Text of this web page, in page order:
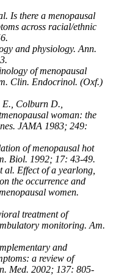
Is there a menopausal
across racial/ethnic
and physiology. Ann.
of menopausal
Clin. Endocrinol. (Oxf.)
Colburn D.,
woman: the
JAMA 1983; 249:
of menopausal hot
Biol. 1992; 17: 43-49.
al. Effect of a yearlong,
the occurrence and
women.
treatment of
monitoring. Am.
and
a review of
Med. 2002; 137: 805-